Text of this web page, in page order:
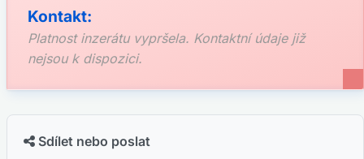
Kontakt:
Platnost inzerátu vypršela. Kontaktní údaje již
nejsou k dispozici.
Sdílet nebo poslat